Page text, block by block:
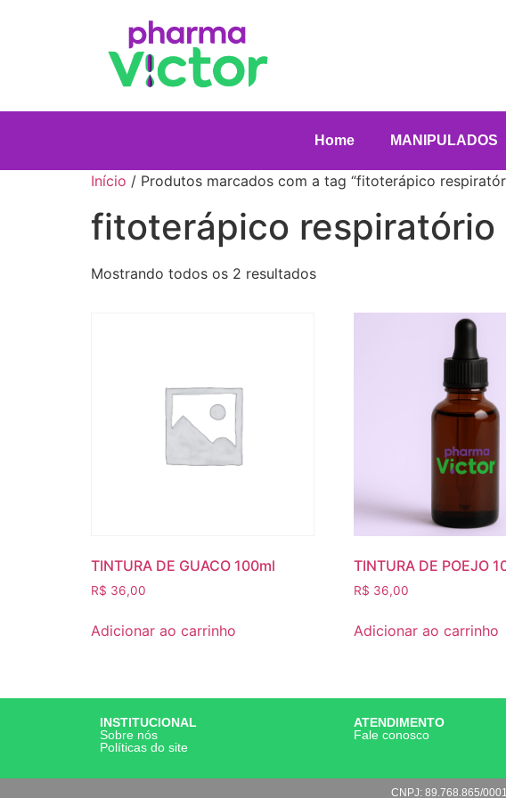
Home MANIPULADOS
Início / Produtos marcados com a tag “fitoterápico
fitoterápico respiratório
Mostrando todos os 2 resultados
TINTURA DE GUACO 100ml
R$ 36,00
Adicionar ao carrinho
TINTURA DE POEJO
R$ 36,00
Adicionar ao carrinho
INSTITUCIONAL
Sobre nós
Políticas do site
ATENDIMENTO
Fale conosco
CNPJ: 89.768.865/